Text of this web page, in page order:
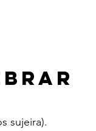
sujeira).